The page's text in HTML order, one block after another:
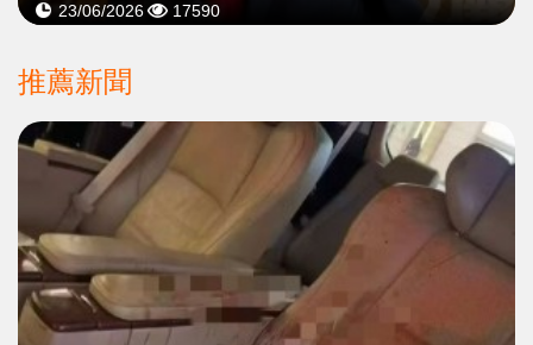
23/06/2026 17590
推薦新聞